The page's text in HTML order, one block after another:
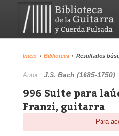
Inicio › Biblioteca › Resultados
Autor:J.S. Bach (1685-1750)
996 Suite para
Franzi, guitarra
Para